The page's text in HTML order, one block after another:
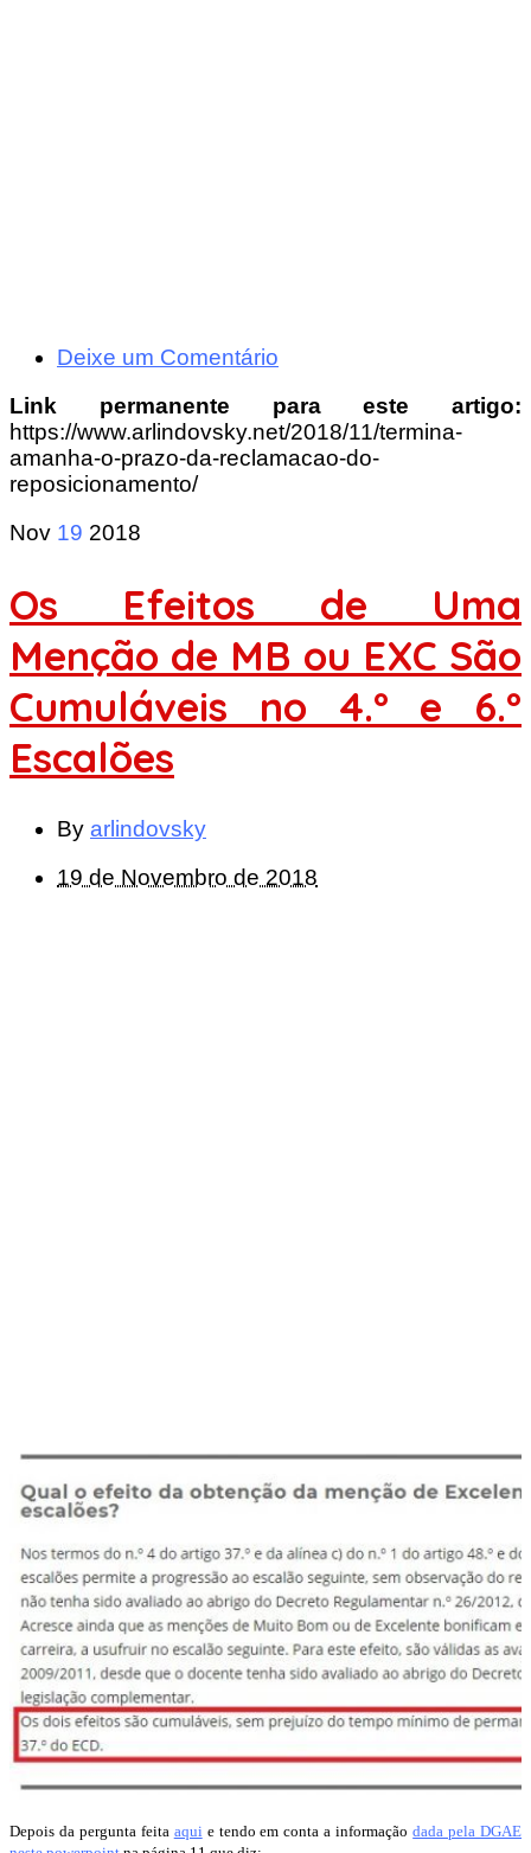
Deixe um Comentário
Link permanente para este artigo:
https://www.arlindovsky.net/2018/11/termina-
amanha-o-prazo-da-reclamacao-do-
reposicionamento/
Nov 19 2018
Os Efeitos de Uma
Menção de MB ou EXC São
Cumuláveis no 4.º e 6.º
Escalões
By arlindovsky
19 de Novembro de 2018
Depois da pergunta feita aquie tendo em conta a informaçãodada pela DGAE